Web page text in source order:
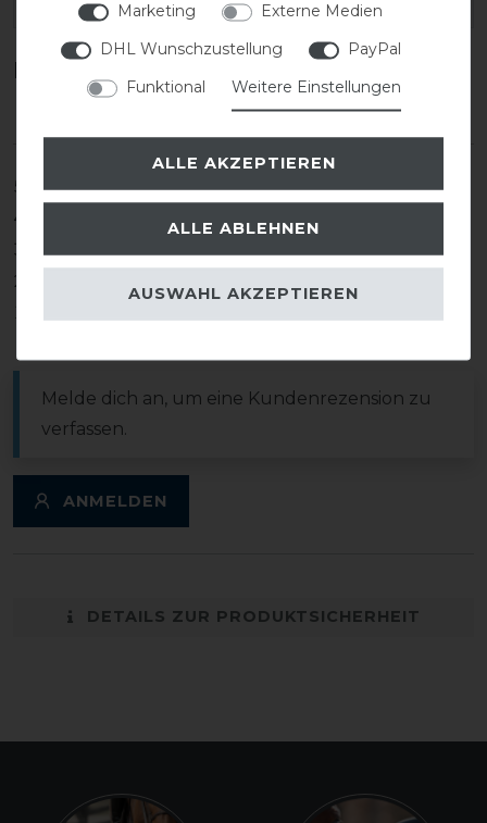
Kundenrezensionen
5
0
4
0
3
0
2
1
Melde dich an, um eine Kundenrezension zu
verfassen.
ANMELDEN
DETAILS ZUR PRODUKTSICHERHEIT
Marketing
Externe Medien
DHL Wunschzustellung
PayPal
Funktional
Weitere Einstellungen
ALLE AKZEPTIEREN
ALLE ABLEHNEN
AUSWAHL AKZEPTIEREN